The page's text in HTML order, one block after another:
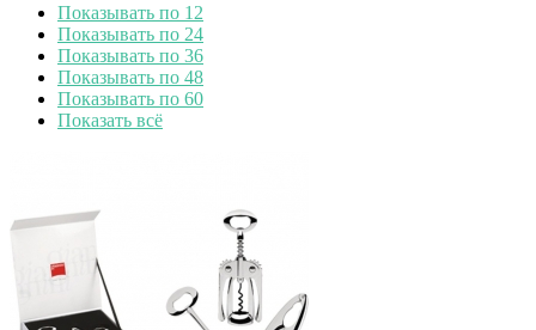
Показывать по 12
Показывать по 24
Показывать по 36
Показывать по 48
Показывать по 60
Показать всё